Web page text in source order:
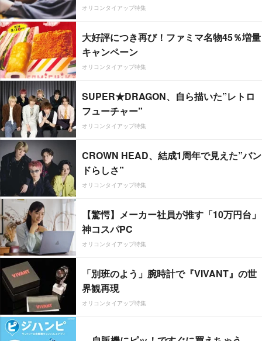
オリコンタイアップ特集
大好評につき再び！ファミマ名物45％増量
キャンペーン
オリコンタイアップ特集
SUPER★DRAGON、自ら描いた”レトロ
フューチャー”
オリコンタイアップ特集
CROWN HEAD、結成1周年で見えた”バン
ドらしさ”
オリコンタイアップ特集
【驚愕】メーカー社員が推す「10万円台」
神コスパPC
オリコンタイアップ特集
「別班のよう」腕時計で『VIVANT』の世
界観再現
オリコンタイアップ特集